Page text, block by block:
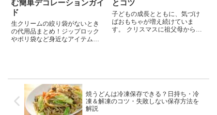
む簡単デコレーションガイ
ド
生クリームの絞り袋がないとき
の代用品まとめ！ジップロック
やポリ袋など身近なアイテムで
とコツ
子どもの成長とともに、気づけ
ばおもちゃが増え続けていま
す。 クリスマスに祖父母から贈
焼うどんは冷凍保存できる？日持ち・冷
凍＆解凍のコツ・失敗しない保存方法を
解説